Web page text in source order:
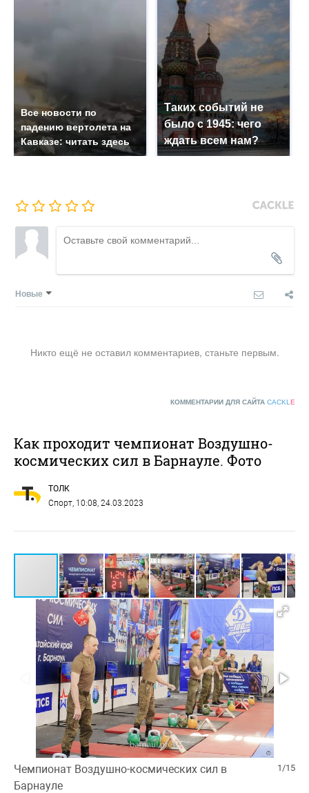
Все новости по
падению вертолета на
Кавказе: читать здесь
Таких событий не
было с 1945: чего
ждать всем нам?
Новые
Никто ещё не оставил комментариев, станьте первым.
КОММЕНТАРИИ ДЛЯ САЙТА CACKL E
Как проходит чемпионат Воздушно-
космических сил в Барнауле. Фото
ТОЛК
Спорт, 10:08, 24.03.2023
1/15
Чемпионат Воздушно-космических сил в
Барнауле